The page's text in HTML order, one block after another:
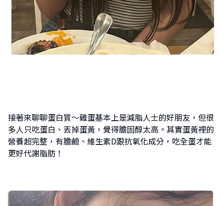
接著來聊聊蛋白質～雞蛋基本上是減脂人士的好朋友，但很
多人只吃蛋白、丟掉蛋黃，覺得膽固醇太高。其實蛋黃裡的
營養超完整，有膽鹼、維生素D跟抗氧化成分，吃全蛋才能
更好代謝脂肪！